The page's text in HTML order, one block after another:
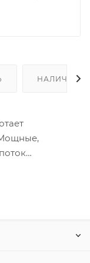
НАЛИЧИЕ